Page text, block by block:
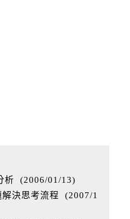
析 (2006/01/13)
決思考流程
(2007/1